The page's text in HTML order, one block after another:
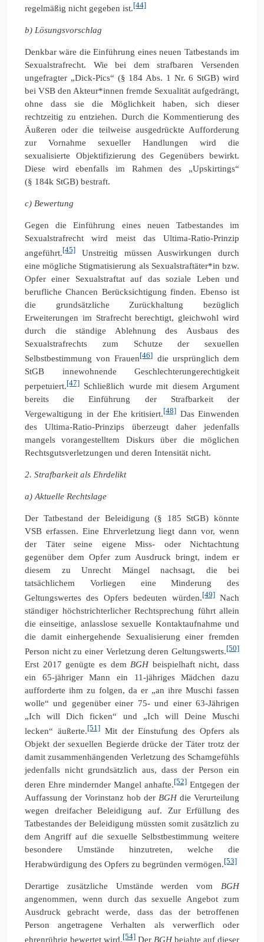
regelmäßig nicht gegeben ist.[44]
b) Lösungsvorschlag
Denkbar wäre die Einführung eines neuen Tatbestands im
Sexualstrafrecht. Wie bei dem strafbaren Versenden
ungefragter „Dick-Pics“ (§ 184 Abs. 1 Nr. 6 StGB) wird
bei VSB den Akteur*innen fremde Sexualität aufgedrängt,
ohne dass sie die Möglichkeit haben, sich dieser
rechtzeitig zu entziehen. Durch die Kommentierung des
Äußeren oder die teilweise ausgedrückte Aufforderung
zur Vornahme sexueller Handlungen wird die
sexualisierte Objektifizierung des Gegenübers bewirkt.
Diese wird ebenfalls im Rahmen des „Upskirtings“
(§ 184k StGB) bestraft.
c) Bewertung
Gegen die Einführung eines neuen Tatbestandes im
Sexualstrafrecht wird meist das Ultima-Ratio-Prinzip
angeführt.[45] Unstreitig müssen Auswirkungen durch
eine mögliche Stigmatisierung als Sexualstraftäter*in bzw.
Opfer einer Sexualstraftat auf das soziale Leben und
berufliche Chancen Berücksichtigung finden. Ebenso ist
die grundsätzliche Zurückhaltung bezüglich
Erweiterungen im Strafrecht berechtigt, gleichwohl wird
durch die ständige Ablehnung des Ausbaus des
Sexualstrafrechts zum Schutze der sexuellen
Selbstbestimmung von Frauen[46] die ursprünglich dem
StGB innewohnende Geschlechterungerechtigkeit
perpetuiert.[47] Schließlich wurde mit diesem Argument
bereits die Einführung der Strafbarkeit der
Vergewaltigung in der Ehe kritisiert.[48] Das Einwenden
des Ultima-Ratio-Prinzips überzeugt daher jedenfalls
mangels vorangestelltem Diskurs über die möglichen
Rechtsgutsverletzungen und deren Intensität nicht.
2. Strafbarkeit als Ehrdelikt
a) Aktuelle Rechtslage
Der Tatbestand der Beleidigung (§ 185 StGB) könnte
VSB erfassen. Eine Ehrverletzung liegt dann vor, wenn
der Täter seine eigene Miss- oder Nichtachtung
gegenüber dem Opfer zum Ausdruck bringt, indem er
diesem zu Unrecht Mängel nachsagt, die bei
tatsächlichem Vorliegen eine Minderung des
Geltungswertes des Opfers bedeuten würden.[49]Nach
ständiger höchstrichterlicher Rechtsprechung führt allein
die einseitige, anlasslose sexuelle Kontaktaufnahme und
die damit einhergehende Sexualisierung einer fremden
Person nicht zu einer Verletzung deren Geltungswerts.[50]
Erst 2017 genügte es dem BGHbeispielhaft nicht, dass
ein 65-jähriger Mann ein 11-jähriges Mädchen dazu
aufforderte ihm zu folgen, da er „an ihre Muschi fassen
wolle“ und gegenüber einer 75- und einer 63-Jährigen
„Ich will Dich ficken“ und „Ich will Deine Muschi
lecken“ äußerte.[51]Mit der Einstufung des Opfers als
Objekt der sexuellen Begierde drücke der Täter trotz der
damit zusammenhängenden Verletzung des Schamgefühls
jedenfalls nicht grundsätzlich aus, dass der Person ein
deren Ehre mindernder Mangel anhafte.[52] Entgegen der
Auffassung der Vorinstanz hob der BGHdie Verurteilung
wegen dreifacher Beleidigung auf. Zur Erfüllung des
Tatbestandes der Beleidigung müssten somit zusätzlich zu
dem Angriff auf die sexuelle Selbstbestimmung weitere
besondere Umstände hinzutreten, welche die
Herabwürdigung des Opfers zu begründen vermögen.[53]
Derartige zusätzliche Umstände werden vom BGH
angenommen, wenn durch das sexuelle Angebot zum
Ausdruck gebracht werde, dass das der betroffenen
Person angetragene Verhalten als verwerflich oder
ehrenrührig bewertet wird.[54] Der BGHbejahte auf dieser